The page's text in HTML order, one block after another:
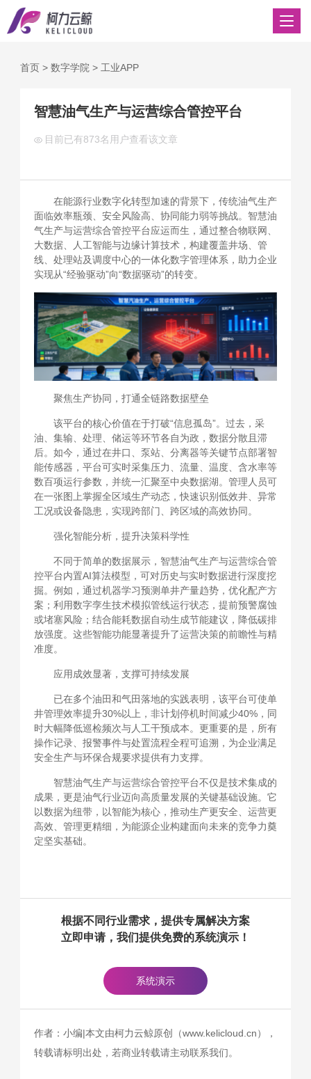
首页> 数字学院 > 工业APP
智慧油气生产与运营综合管控平台
目前已有873名用户查看该文章
在能源行业数字化转型加速的背景下，传统油气生产
面临效率瓶颈、安全风险高、协同能力弱等挑战。智慧油
气生产与运营综合管控平台应运而生，通过整合物联网、
大数据、人工智能与边缘计算技术，构建覆盖井场、管
线、处理站及调度中心的一体化数字管理体系，助力企业
实现从“经验驱动”向“数据驱动”的转变。
聚焦生产协同，打通全链路数据壁垒
该平台的核心价值在于打破“信息孤岛”。过去，采
油、集输、处理、储运等环节各自为政，数据分散且滞
后。如今，通过在井口、泵站、分离器等关键节点部署智
能传感器，平台可实时采集压力、流量、温度、含水率等
数百项运行参数，并统一汇聚至中央数据湖。管理人员可
在一张图上掌握全区域生产动态，快速识别低效井、异常
工况或设备隐患，实现跨部门、跨区域的高效协同。
强化智能分析，提升决策科学性
不同于简单的数据展示，智慧油气生产与运营综合管
控平台内置AI算法模型，可对历史与实时数据进行深度挖
掘。例如，通过机器学习预测单井产量趋势，优化配产方
案；利用数字孪生技术模拟管线运行状态，提前预警腐蚀
或堵塞风险；结合能耗数据自动生成节能建议，降低碳排
放强度。这些智能功能显著提升了运营决策的前瞻性与精
准度。
应用成效显著，支撑可持续发展
已在多个油田和气田落地的实践表明，该平台可使单
井管理效率提升30%以上，非计划停机时间减少40%，同
时大幅降低巡检频次与人工干预成本。更重要的是，所有
操作记录、报警事件与处置流程全程可追溯，为企业满足
安全生产与环保合规要求提供有力支撑。
智慧油气生产与运营综合管控平台不仅是技术集成的
成果，更是油气行业迈向高质量发展的关键基础设施。它
以数据为纽带，以智能为核心，推动生产更安全、运营更
高效、管理更精细，为能源企业构建面向未来的竞争力奠
定坚实基础。
根据不同行业需求，提供专属解决方案
立即申请，我们提供免费的系统演示！
系统演示
作者：小编|本文由柯力云鲸原创（www.kelicloud.cn），
转载请标明出处，若商业转载请主动联系我们。